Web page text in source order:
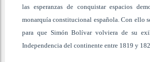
las esperanzas de conquistar espacios
monarquía constitucional española. Con ello
para que Simón Bolívar volviera de su
Independencia del continente entre 1819 y